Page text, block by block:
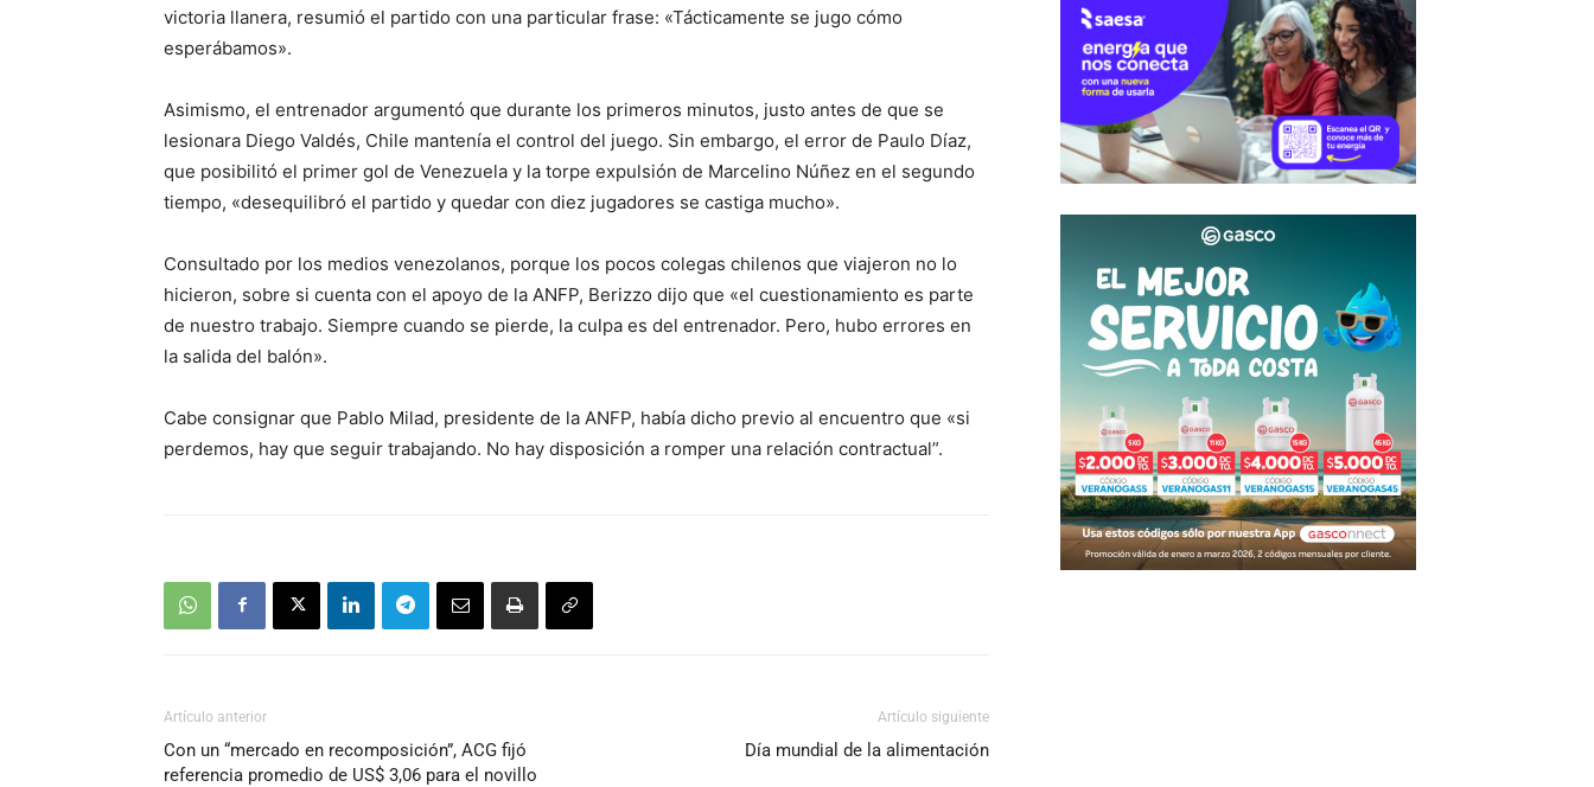
victoria llanera, resumió el partido con una particular frase: «Tácticamente se jugo cómo
esperábamos».
Asimismo, el entrenador argumentó que durante los primeros minutos, justo antes de que se
lesionara Diego Valdés, Chile mantenía el control del juego. Sin embargo, el error de Paulo Díaz,
que posibilitó el primer gol de Venezuela y la torpe expulsión de Marcelino Núñez en el segundo
tiempo, «desequilibró el partido y quedar con diez jugadores se castiga mucho».
Consultado por los medios venezolanos, porque los pocos colegas chilenos que viajeron no lo
hicieron, sobre si cuenta con el apoyo de la ANFP, Berizzo dijo que «el cuestionamiento es parte
de nuestro trabajo. Siempre cuando se pierde, la culpa es del entrenador. Pero, hubo errores en
la salida del balón».
Cabe consignar que Pablo Milad, presidente de la ANFP, había dicho previo al encuentro que «si
perdemos, hay que seguir trabajando. No hay disposición a romper una relación contractual”.
Artículo anterior
Con un “mercado en recomposición”, ACG fijó
referencia promedio de US$ 3,06 para el novillo
Artículo siguiente
Día mundial de la alimentación